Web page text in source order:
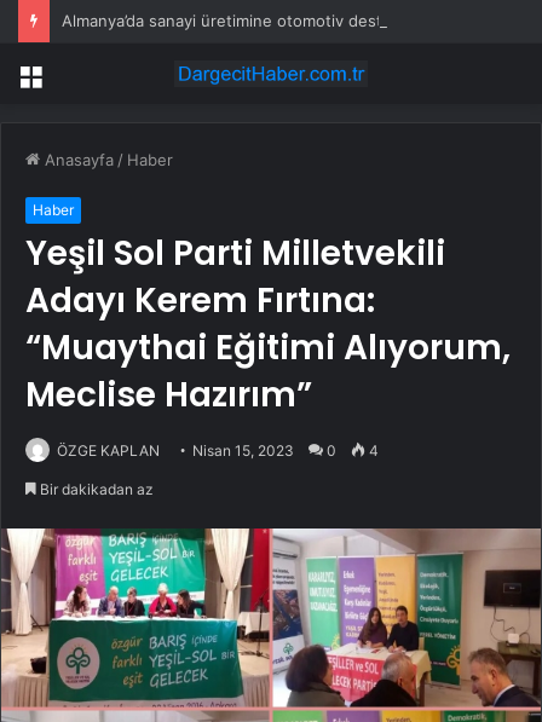
Almanya’da sanayi üretimine otomotiv desteği
Menü
Anasayfa / Haber
Haber
Yeşil Sol Parti Milletvekili
Adayı Kerem Fırtına:
“Muaythai Eğitimi Alıyorum,
Meclise Hazırım”
ÖZGE KAPLAN Nisan 15, 2023 0 4
Bir dakikadan az